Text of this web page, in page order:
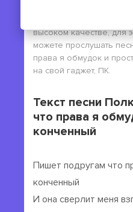
конченный бесплатно
высоком качестве, для
можете прослушать
права я обмудок и
на свой гаджет, ПК.
Текст песни
что права я
конченный
Пишет подругам что
конченный
И она сверлит меня